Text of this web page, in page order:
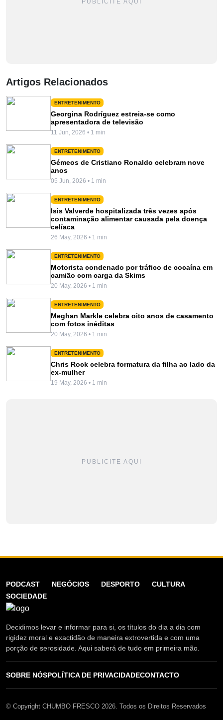
PUBLICITE AQUI
Artigos Relacionados
ENTRETENIMENTO
Georgina Rodríguez estreia-se como
apresentadora de televisão
11 Jun, 2026 • 1 min
ENTRETENIMENTO
Gémeos de Cristiano Ronaldo celebram nove
anos
05 Jun, 2026 • 1 min
ENTRETENIMENTO
Isis Valverde hospitalizada três vezes após
contaminação alimentar causada pela doença
celíaca
26 May, 2026 • 1 min
ENTRETENIMENTO
Motorista condenado por tráfico de cocaína em
camião com carga da Skims
20 May, 2026 • 1 min
ENTRETENIMENTO
Meghan Markle celebra oito anos de casamento
com fotos inéditas
20 May, 2026 • 1 min
ENTRETENIMENTO
Chris Rock celebra formatura da filha ao lado da
ex-mulher
19 May, 2026 • 1 min
PUBLICITE AQUI
PODCAST NEGÓCIOS DESPORTO
CULTURA
SOCIEDADE
Decidimos levar e informar para si, os títulos do dia a dia com
rigidez moral e exactidão de maneira extrovertida e com uma
porção de serosidade. Aqui saberá de tudo em primeira mão.
SOBRE NÓSPOLÍTICA DE PRIVACIDADECONTACTO
© Copyright CHUMBO FRESCO 2026. Todos os Direitos Reservados